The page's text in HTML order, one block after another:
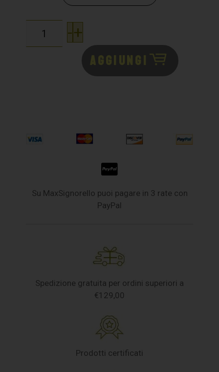
-+
AGGIUNGI
Su MaxSignorello puoi pagare in 3 rate con
PayPal
Spedizione gratuita per ordini superiori a
€129,00
Prodotti certificati